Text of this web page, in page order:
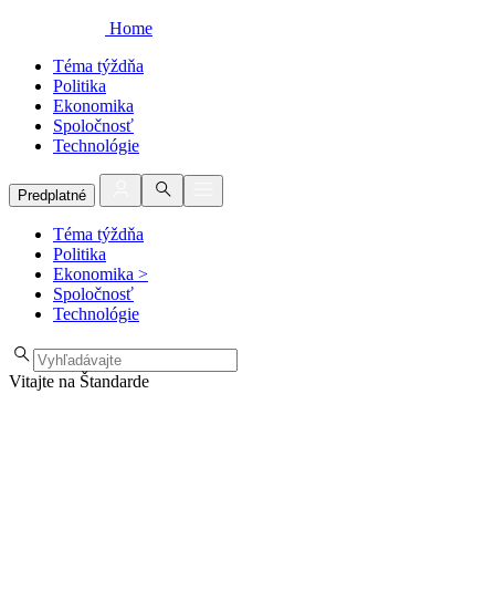
Home
Téma týždňa
Politika
Ekonomika
Spoločnosť
Technológie
Predplatné
Téma týždňa
Politika
Ekonomika >
Spoločnosť
Technológie
Vitajte na Štandarde